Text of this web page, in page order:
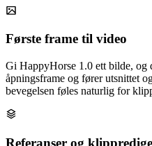
Første frame til video
Gi HappyHorse 1.0 ett bilde, og
åpningsframe og fører utsnittet
bevegelsen føles naturlig for
Referanser og